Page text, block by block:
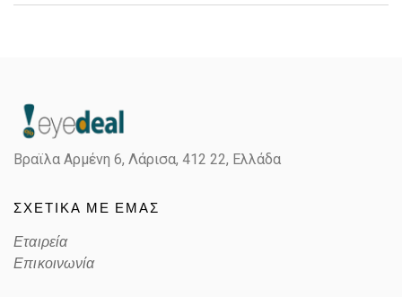
Color
Lens Color LIGHT MIRROR,GREEN
Color code
Βραϊλα Αρμένη 6, Λάρισα, 412 22, Ελλάδα
ΣΧΕΤΙΚΑ ΜΕ ΕΜΑΣ
Εταιρεία
Επικοινωνία